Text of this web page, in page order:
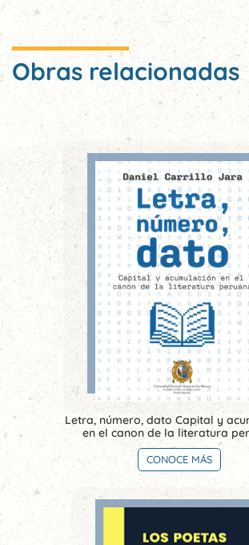
Obras relacionadas
Letra, número, dato Capital y
en el canon de la literatura
CONOCE MÁS